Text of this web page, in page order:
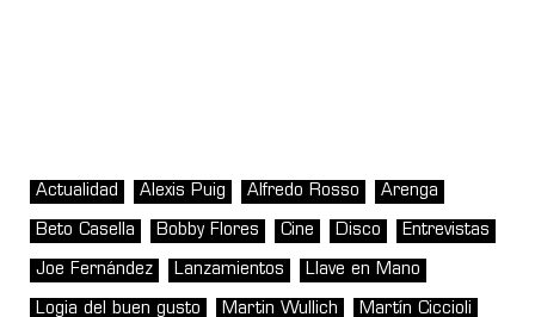
Actualidad Alexis Puig Alfredo Rosso Arenga
Beto Casella Bobby Flores Cine Disco Entrevistas
Joe Fernández Lanzamientos Llave en Mano
Logia del buen gusto Martin Wullich Martín Ciccioli